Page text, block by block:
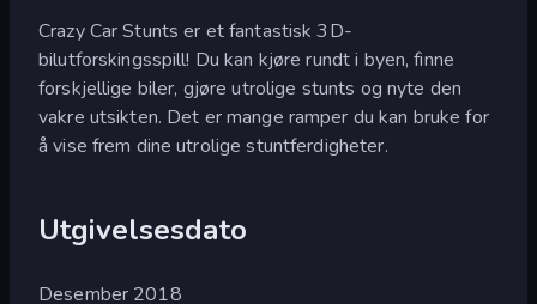
Crazy Car Stunts er et fantastisk 3D-
bilutforskingsspill! Du kan kjøre rundt i byen, finne
forskjellige biler, gjøre utrolige stunts og nyte den
vakre utsikten. Det er mange ramper du kan bruke for
å vise frem dine utrolige stuntferdigheter.
Utgivelsesdato
Desember 2018